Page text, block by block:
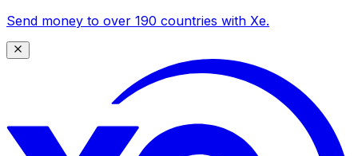
Send money to over 190 countries with Xe.